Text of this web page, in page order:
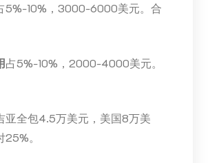
5%-10%，3000-6000美元。合
占5%-10%，2000-4000美元。
亚全包4.5万美元，美国8万美
。